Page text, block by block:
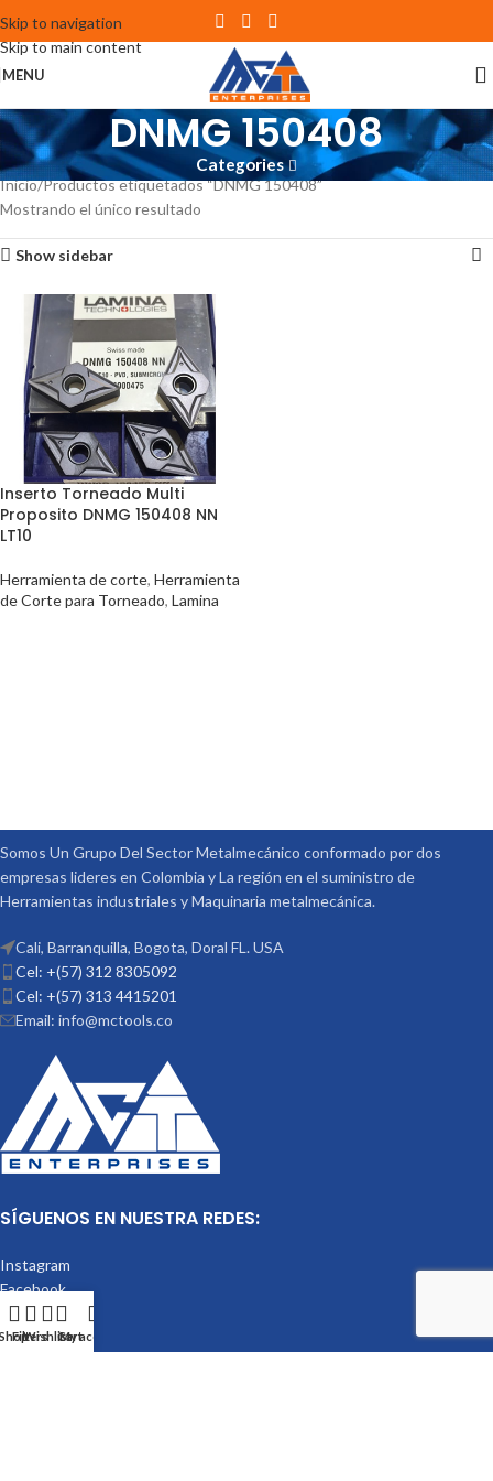
Skip to navigation
Skip to main content
MENU
DNMG 150408
Categories
Inicio Productos etiquetados “DNMG 150408”
Mostrando el único resultado
Show sidebar
Inserto Torneado Multi
Proposito DNMG 150408 NN
LT10
Herramienta de corte, Herramienta
de Corte para Torneado, Lamina
Somos Un Grupo Del Sector Metalmecánico conformado por dos
empresas lideres en Colombia y La región en el suministro de
Herramientas industriales y Maquinaria metalmecánica.
Cali, Barranquilla, Bogota, Doral FL. USA
Cel: +(57) 312 8305092
Cel: +(57) 313 4415201
Email: info@mctools.co
SÍGUENOS EN NUESTRA REDES:
Instagram
Facebook
LinkedIn
ShopFilters
WishlistCart
My account